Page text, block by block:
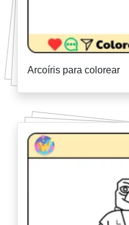
Arcoíris para colorear